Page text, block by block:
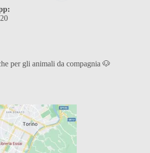
per gli animali da compagnia 🐶